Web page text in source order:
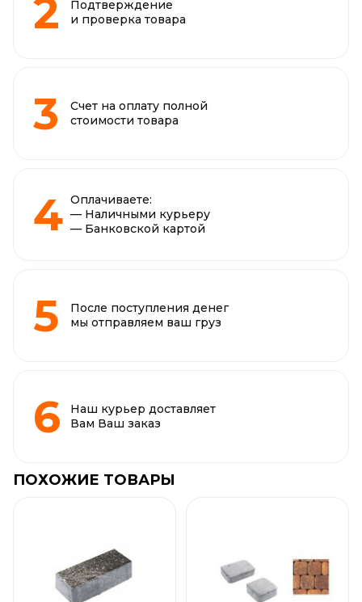
Подтверждение
и проверка товара
Счет на оплату полной
стоимости товара
Оплачиваете:
— Наличными курьеру
— Банковской картой
После поступления денег
мы отправляем ваш груз
Наш курьер доставляет
Вам Ваш заказ
ПОХОЖИЕ ТОВАРЫ